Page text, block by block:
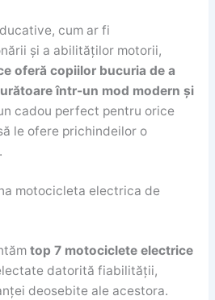
cum ar fi
și a abilităților motorii,
oferă copiilor bucuria de a
într-un mod modern și
cadou perfect pentru orice
le ofere prichindeilor o
motocicleta electrica de
top 7 motociclete electrice
datorită fiabilității,
deosebite ale acestora.